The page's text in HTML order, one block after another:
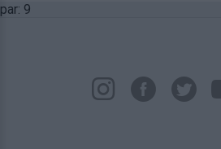
par: 9